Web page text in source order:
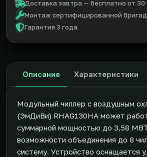
Доставка завтра — бесплатно от 30
Монтаж сертифицированной
Гарантия 3 года
Описание Характеристики
Модульный чиллер с воздушным
(ЭмДиВи) RHAG130HA может
суммарной мощностью до 3,58
возможности объединения до 8
систему. Устройство оснащается